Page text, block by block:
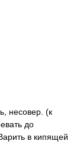
несовер. (к
до
в кипящей